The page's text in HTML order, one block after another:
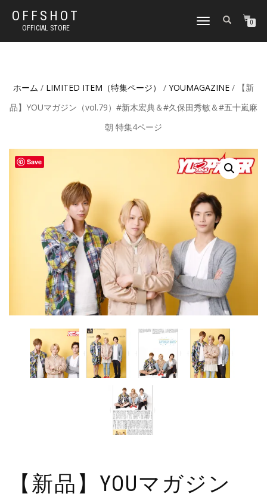
OFFSHOT
OFFICIAL STORE
ナ
ゲ
ン
り
0
ホーム / LIMITED ITEM（特集ページ） / YOUMAGAZINE / 【新
品】YOUマガジン（vol.79）#新木宏典＆#久保田秀敏＆#五十嵐麻
朝 特集4ページ
Save
【新品】YOUマガジン